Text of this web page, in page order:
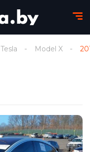
Tesla Model X